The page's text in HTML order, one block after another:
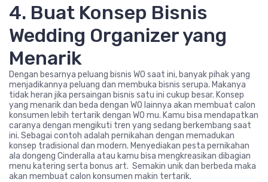
4. Buat Konsep Bisnis
Wedding Organizer yang
Menarik
Dengan besarnya peluang bisnis WO saat ini, banyak pihak yang
menjadikannya peluang dan membuka bisnis serupa. Makanya
tidak heran jika persaingan bisnis satu ini cukup besar. Konsep
yang menarik dan beda dengan WO lainnya akan membuat calon
konsumen lebih tertarik dengan WO mu. Kamu bisa mendapatkan
caranya dengan mengikuti tren yang sedang berkembang saat
ini. Sebagai contoh adalah pernikahan dengan memadukan
konsep tradisional dan modern. Menyediakan pesta pernikahan
ala dongeng Cinderalla atau kamu bisa mengkreasikan dibagian
menu katering serta bonus art. Semakin unik dan berbeda maka
akan membuat calon konsumen makin tertarik.